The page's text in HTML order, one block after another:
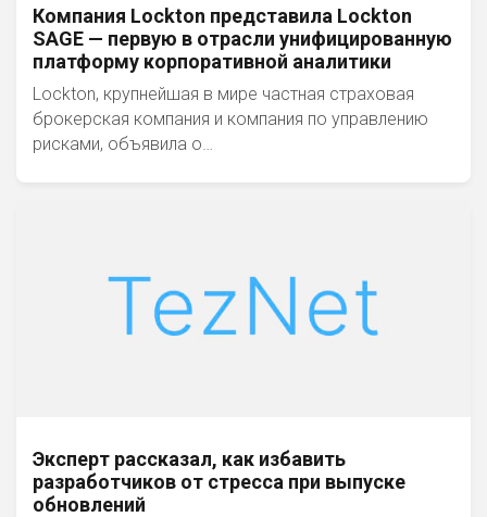
Компания Lockton представила Lockton
SAGE — первую в отрасли унифицированную
платформу корпоративной аналитики
Lockton, крупнейшая в мире частная страховая
брокерская компания и компания по управлению
рисками, объявила о…
Эксперт рассказал, как избавить
разработчиков от стресса при выпуске
обновлений